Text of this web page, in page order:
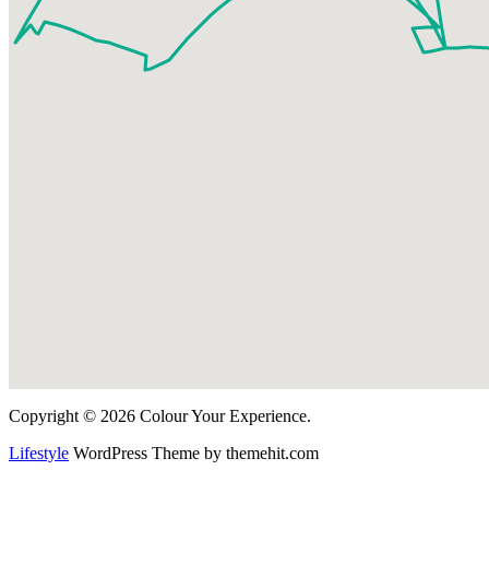
Copyright © 2026 Colour Your Experience.
Lifestyle WordPress Theme by themehit.com